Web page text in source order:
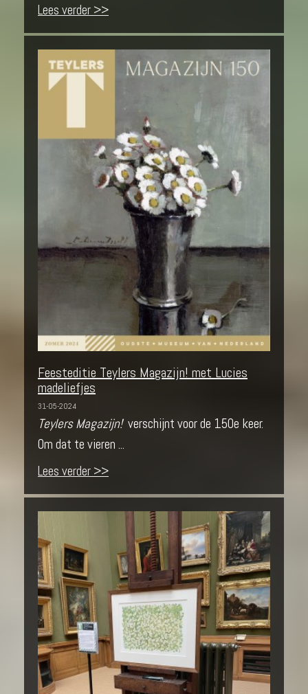
Lees verder >>
Feesteditie Teylers Magazijn! met Lucies
madeliefjes
31-05-2024
Teylers Magazijn!verschijnt voor de 150e keer.
Om dat te vieren ...
Lees verder >>